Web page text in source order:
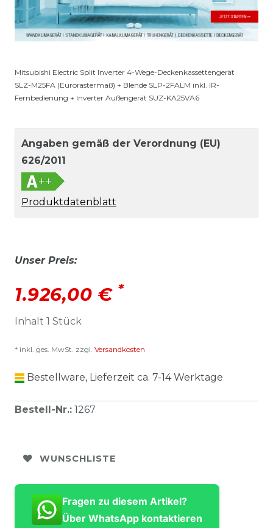
Mitsubishi Electric Split Inverter 4-Wege-Deckenkassettengerät
SLZ-M25FA (Eurorastermaß) + Blende SLP-2FALM inkl. IR-
Fernbedienung + Inverter Außengerät SUZ-KA25VA6
Angaben gemäß der Verordnung (EU)
626/2011
Produktdatenblatt
Unser Preis:
1.926,00 € *
Inhalt 1 Stück
* inkl. ges. MwSt. zzgl. Versandkosten
Bestellware, Lieferzeit ca. 7-14 Werktage
Bestell-Nr.: 1267
WUNSCHLISTE
Fragen zu diesem Artikel?
Über WhatsApp kontaktieren